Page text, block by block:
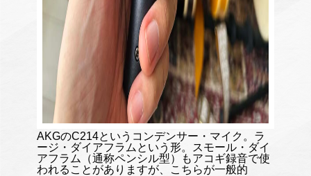
AKGのC214というコンデンサー・マイク。ラ
ージ・ダイアフラムという形。スモール・ダイ
アフラム（通称ペンシル型）もアコギ録音で使
われることがありますが、こちらが一般的